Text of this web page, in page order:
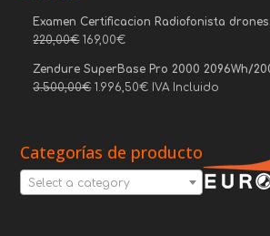
Examen Certificacion Radiofonista drones.
220,00€ 169,00€
Zendure SuperBase Pro 2000 2096Wh/
3.500,00€ 1.996,50€ IVA Incluido
Categorías de producto
Select a category